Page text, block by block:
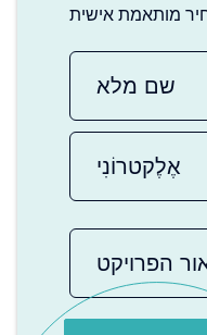
מותאמת אישית